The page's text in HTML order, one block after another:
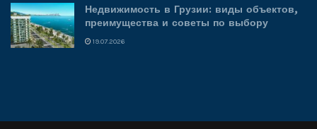
Недвижимость в Грузии: виды объектов,
преимущества и советы по выбору
19.07.2026